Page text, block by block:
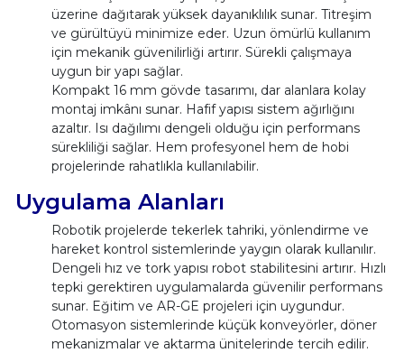
üzerine dağıtarak yüksek dayanıklılık sunar. Titreşim
ve gürültüyü minimize eder. Uzun ömürlü kullanım
için mekanik güvenilirliği artırır. Sürekli çalışmaya
uygun bir yapı sağlar.
Kompakt 16 mm gövde tasarımı, dar alanlara kolay
montaj imkânı sunar. Hafif yapısı sistem ağırlığını
azaltır. Isı dağılımı dengeli olduğu için performans
sürekliliği sağlar. Hem profesyonel hem de hobi
projelerinde rahatlıkla kullanılabilir.
Uygulama Alanları
Robotik projelerde tekerlek tahriki, yönlendirme ve
hareket kontrol sistemlerinde yaygın olarak kullanılır.
Dengeli hız ve tork yapısı robot stabilitesini artırır. Hızlı
tepki gerektiren uygulamalarda güvenilir performans
sunar. Eğitim ve AR-GE projeleri için uygundur.
Otomasyon sistemlerinde küçük konveyörler, döner
mekanizmalar ve aktarma ünitelerinde tercih edilir.